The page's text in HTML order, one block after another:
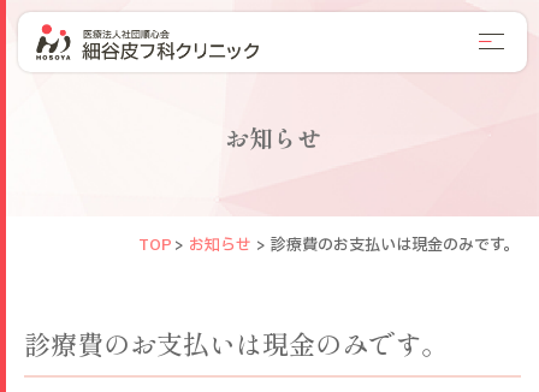
お知らせ
TOP > お知らせ > 診療費のお支払いは現金のみです。
診療費のお支払いは現金のみです。